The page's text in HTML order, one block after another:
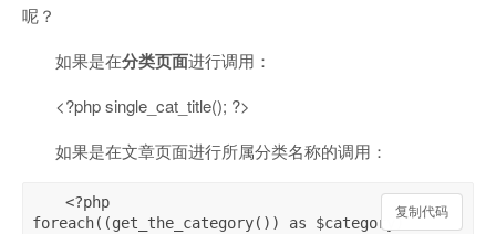
呢？
如果是在分类页面进行调用：
<?php single_cat_title(); ?>
如果是在文章页面进行所属分类名称的调用：
复制代码
复制代码
<?php
foreach((get_the_category()) as $category)